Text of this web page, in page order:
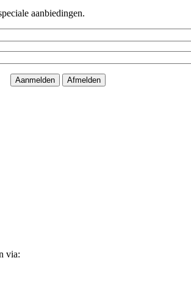
aanbiedingen.
via: